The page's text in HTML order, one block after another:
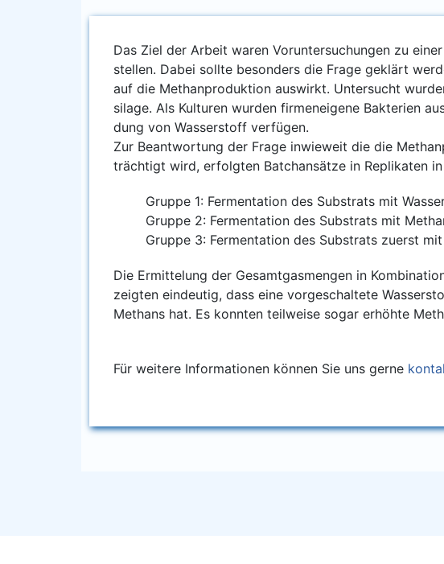
Das Ziel der Arbeit waren Vor­un­ter­su­chun­gen zu
stel­len. Dabei soll­te beson­ders die Fra­ge geklärt
auf die Methan­pro­duk­ti­on aus­wirkt. Unter­sucht
sila­ge. Als Kul­tu­ren wur­den fir­men­ei­ge­ne Bak­te­ri­en
dung von Was­ser­stoff ver­fü­gen.
Zur Beant­wor­tung der Fra­ge inwie­weit die die
träch­tigt wird, erfolg­ten Bat­chan­sät­ze in Repli­ka­ten
Grup­pe 1: Fer­men­ta­ti­on des Sub­strats mit
Grup­pe 2: Fer­men­ta­ti­on des Sub­strats mit
Grup­pe 3: Fer­men­ta­ti­on des Sub­strats zuerst
Die Ermit­te­lung der Gesamt­gas­men­gen in
zeig­ten ein­deu­tig, dass eine vor­ge­schal­te­te
Methans hat. Es konn­ten teil­wei­se sogar erhöh­te
Für wei­te­re Infor­ma­tio­nen kön­nen Sie uns ger­ne